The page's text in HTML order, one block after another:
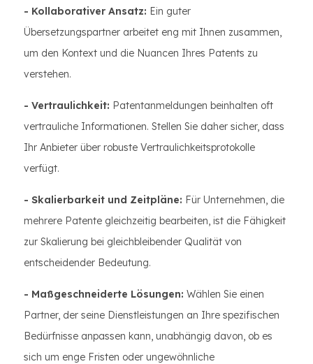
- Kollaborativer Ansatz: Ein guter
Übersetzungspartner arbeitet eng mit Ihnen zusammen,
um den Kontext und die Nuancen Ihres Patents zu
verstehen.
- Vertraulichkeit: Patentanmeldungen beinhalten oft
vertrauliche Informationen. Stellen Sie daher sicher, dass
Ihr Anbieter über robuste Vertraulichkeitsprotokolle
verfügt.
- Skalierbarkeit und Zeitpläne: Für Unternehmen, die
mehrere Patente gleichzeitig bearbeiten, ist die Fähigkeit
zur Skalierung bei gleichbleibender Qualität von
entscheidender Bedeutung.
- Maßgeschneiderte Lösungen: Wählen Sie einen
Partner, der seine Dienstleistungen an Ihre spezifischen
Bedürfnisse anpassen kann, unabhängig davon, ob es
sich um enge Fristen oder ungewöhnliche